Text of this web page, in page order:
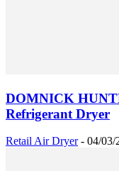
DOMNICK
Refrigerant Dryer
Retail Air Dryer - 04/03/